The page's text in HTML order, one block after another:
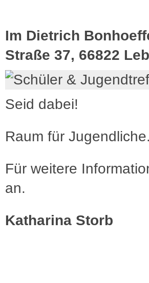
Im Dietrich
Straße 37, 66822
Seid dabei!
Raum für Jugendliche.
Für weitere
an.
Katharina Storb